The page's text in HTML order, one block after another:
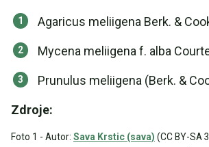
Agaricus meliigena Berk. &
Mycena meliigena f. alba
Prunulus meliigena (Berk. &
Zdroje:
Foto 1 - Autor: Sava Krstic (sava) (CC BY-SA